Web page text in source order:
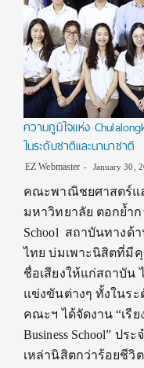
ความภูมิใจแห่ง
ในระดับชาติและนานาชาติ
EZ Webmaster January 30,
คณะพาณิชยศาสตร์แ
มหาวิทยาลัย ตอกย้ำก
School สถาบันทางด้
ไทย บ่มเพาะนิสิตที่มี
ชื่อเสียงให้แก่สถาบัน
แข่งขันต่างๆ ทั้งในร
คณะฯ ได้จัดงาน “เรีย
Business School” ปร
เหล่านิสิตกว่าร้อยชี